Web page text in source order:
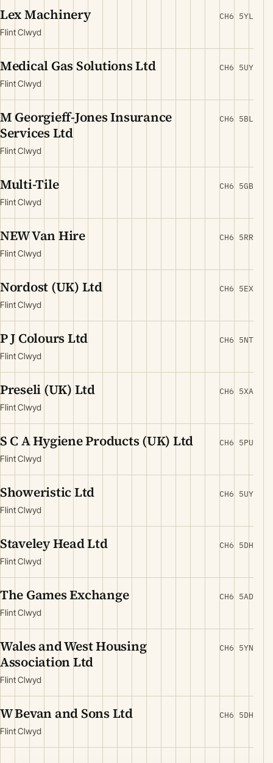
Lex Machinery
Flint Clwyd
CH6 5YL
Medical Gas Solutions Ltd
Flint Clwyd
CH6 5UY
M Georgieff-Jones Insurance
Services Ltd
Flint Clwyd
CH6 5BL
Multi-Tile
Flint Clwyd
CH6 5GB
NEW Van Hire
Flint Clwyd
CH6 5RR
Nordost (UK) Ltd
Flint Clwyd
CH6 5EX
P J Colours Ltd
Flint Clwyd
CH6 5NT
Preseli (UK) Ltd
Flint Clwyd
CH6 5XA
S C A Hygiene Products (UK) Ltd
Flint Clwyd
CH6 5PU
Showeristic Ltd
Flint Clwyd
CH6 5UY
Staveley Head Ltd
Flint Clwyd
CH6 5DH
The Games Exchange
Flint Clwyd
CH6 5AD
Wales and West Housing
Association Ltd
Flint Clwyd
CH6 5YN
W Bevan and Sons Ltd
Flint Clwyd
CH6 5DH